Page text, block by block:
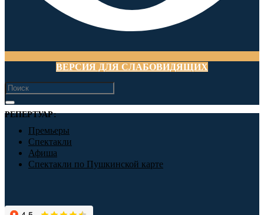
ВЕРСИЯ ДЛЯ СЛАБОВИДЯЩИХ
РЕПЕРТУАР:
Премьеры
Спектакли
Афиша
Спектакли по Пушкинской карте